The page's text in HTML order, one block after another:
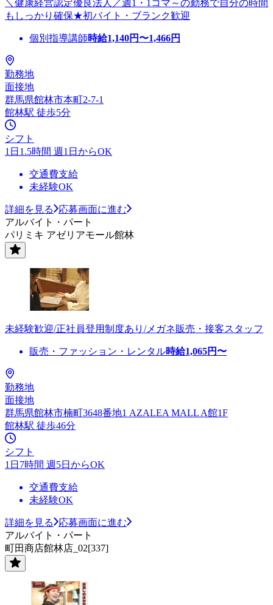
＼健康経営認定優良法人／週1・1コマ～の勤務で自分の時間
もしっかり確保★初バイト・ブランク歓迎
個別指導講師時給1,140円〜1,466円
勤務地
面接地
群馬県館林市本町2-7-1
館林駅 徒歩5分
シフト
1日1.5時間 週1日からOK
交通費支給
未経験OK
詳細を見る
応募画面に進む
アルバイト・パート
パリミキ アゼリアモール館林
未経験歓迎/正社員登用制度あり/メガネ販売・接客スタッフ
販売・ファッション・レンタル時給1,065円〜
勤務地
面接地
群馬県館林市楠町3648番地1 AZALEA MALL A館1F
館林駅 徒歩46分
シフト
1日7時間 週5日からOK
交通費支給
未経験OK
詳細を見る
応募画面に進む
アルバイト・パート
町田商店館林店_02[337]